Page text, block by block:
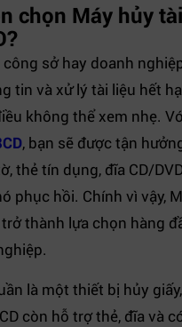
chọn Máy hủy
sở hay doanh
tin và xử lý tài liệu hết
không thể xem nhẹ.
, bạn sẽ được tận
thẻ tín dụng, đĩa CD/
phục hồi. Chính vì vậy,
thành lựa chọn hàng
là một thiết bị hủy
còn hỗ trợ thẻ, đĩa và